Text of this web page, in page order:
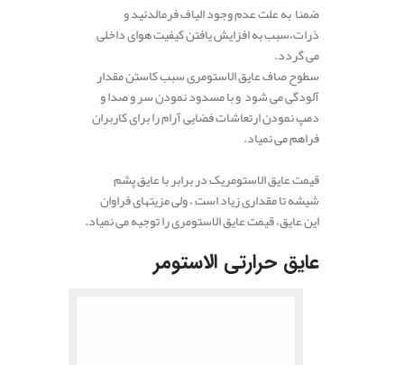
ضمنا به علت عدم وجود الیاف فرمالدئید و
ذرات،سبب به افزایش یافتن کیفیت هوای داخلی
می گردد.
سطوح صاف عایق الاستومری سبب کاستن مقدار
آلودگی می شود و با مسدود نمودن سر و صدا و
دمپ نمودن ارتعاشات فضایی آرام را برای کاربران
فراهم می نمیاد.
قیمت عایق الاستومریک در برابر با عایق پشم
شیشه تا مقداری زیاد است ، ولی مزیتهای فراوان
این عایق، قیمت عایق الاستومری را توجیه می نمیاد.
عایق حرارتی الاستومر